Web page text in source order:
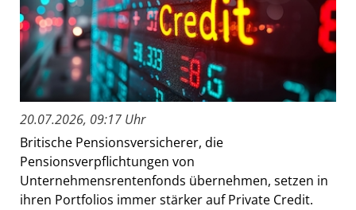
20.07.2026, 09:17 Uhr
Britische Pensionsversicherer, die
Pensionsverpflichtungen von
Unternehmensrentenfonds übernehmen, setzen in
ihren Portfolios immer stärker auf Private Credit.